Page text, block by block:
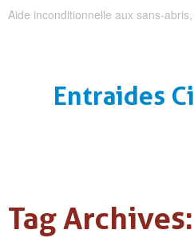
Aide inconditionnelle aux sans-
Entraides
Tag Archives: